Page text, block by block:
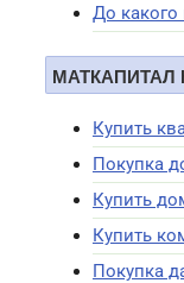
До какого
Купить
Покупка
Купить
Купить
Покупка